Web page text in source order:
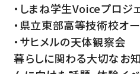
・しまね学生Voiceプロジ
・県立東部高等技術校オ
・サヒメルの天体観察会
暮らしに関わる大切なお